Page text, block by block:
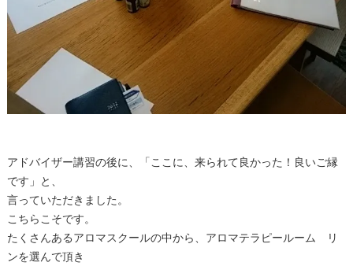
アドバイザー講習の後に、「ここに、来られて良かった！良いご縁
です」と、
言っていただきました。
こちらこそです。
たくさんあるアロマスクールの中から、アロマテラピールーム リ
ンを選んで頂き